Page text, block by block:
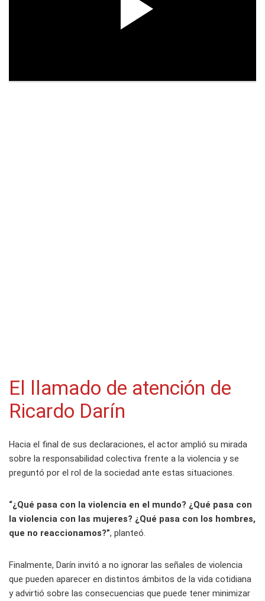
El llamado de atención de
Ricardo Darín
Hacia el final de sus declaraciones, el actor amplió su mirada
sobre la responsabilidad colectiva frente a la violencia y se
preguntó por el rol de la sociedad ante estas situaciones.
“¿Qué pasa con la violencia en el mundo? ¿Qué pasa con
la violencia con las mujeres? ¿Qué pasa con los hombres,
que no reaccionamos?”, planteó.
Finalmente, Darín invitó a no ignorar las señales de violencia
que pueden aparecer en distintos ámbitos de la vida cotidiana
y advirtió sobre las consecuencias que puede tener minimizar